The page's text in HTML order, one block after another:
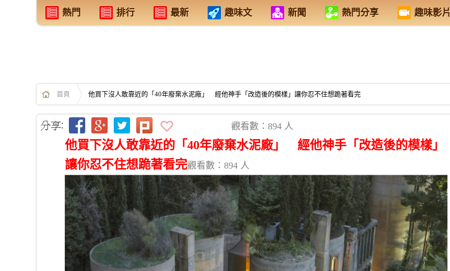
熱門 排行 最新 趣味文 新聞 熱門分享 趣味影片
首頁 他買下沒人敢靠近的「40年廢棄水泥廠」 經他神手「改造後的模樣」讓你忍不住想跪著看完
觀看數：894 人
他買下沒人敢靠近的「40年廢棄水泥廠」 經他神手「改造後的模樣」
讓你忍不住想跪著看完觀看數：894 人